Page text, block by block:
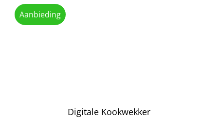
Aanbieding
Digitale Kookwekker